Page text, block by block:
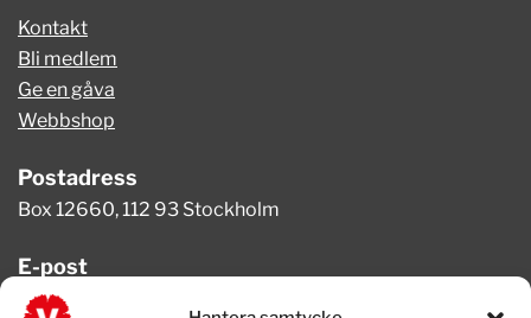
Kontakt
Bli medlem
Ge en gåva
Webbshop
Postadress
Box 12660, 112 93 Stockholm
E-post
info@vansterpartiet.se